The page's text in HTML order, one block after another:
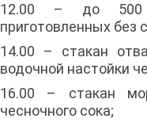
12.00 – до 500
приготовленных без
14.00 – стакан
водочной настойки
16.00 – стакан
чесночного сока;